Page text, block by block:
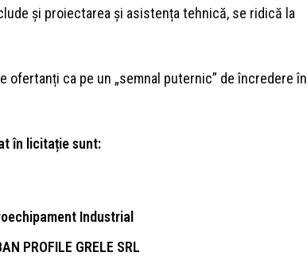
și proiectarea și asistența tehnică, se ridică la
ofertanți ca pe un „semnal puternic” de încredere în
în licitație sunt:
Industrial
PROFILE GRELE SRL